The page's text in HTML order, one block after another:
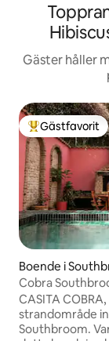
Gäster håller
Populär
Gästfavorit
Boende i
Cobra
CASITA
strandområde
Southbroom.